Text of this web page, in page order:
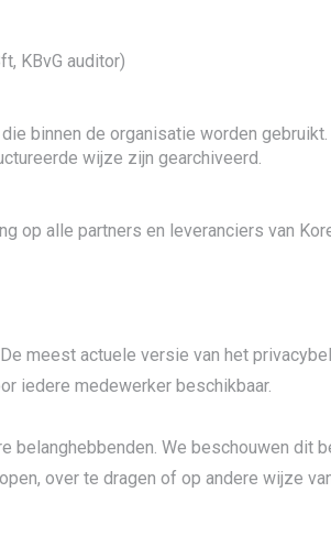
KBvG auditor)
binnen de organisatie worden
wijze zijn gearchiveerd.
op alle partners en leveranciers van
meest actuele versie van het
iedere medewerker beschikbaar.
We beschouwen dit
over te dragen of op andere wijze